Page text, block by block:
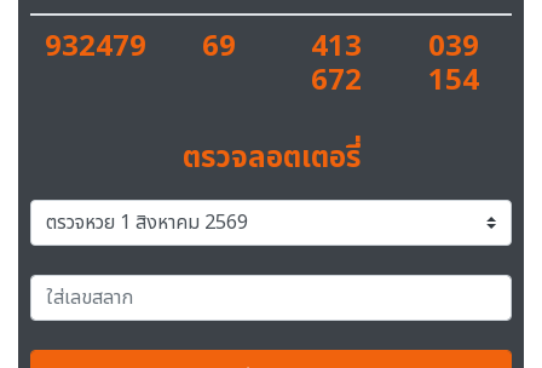
932479 69 413
672
039
154
ตรวจลอตเตอรี่